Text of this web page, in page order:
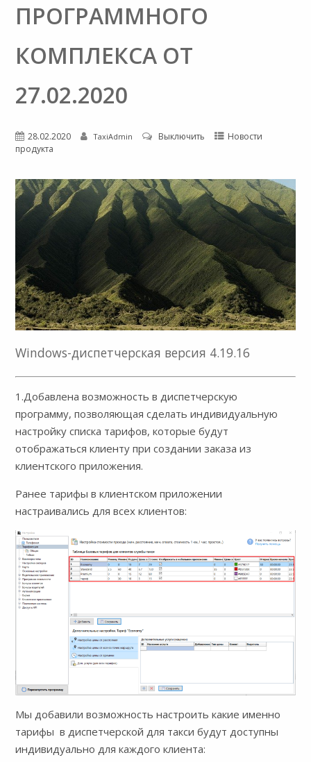
ПРОГРАММНОГО
КОМПЛЕКСА ОТ
27.02.2020
28.02.2020 TaxiAdmin Выключить
Новости
продукта
Windows-диспетчерская версия 4.19.16
1.Добавлена возможность в диспетчерскую
программу, позволяющая сделать индивидуальную
настройку списка тарифов, которые будут
отображаться клиенту при создании заказа из
клиентского приложения.
Ранее тарифы в клиентском приложении
настраивались для всех клиентов:
Мы добавили возможность настроить какие именно
тарифы в диспетчерской для такси будут доступны
индивидуально для каждого клиента: